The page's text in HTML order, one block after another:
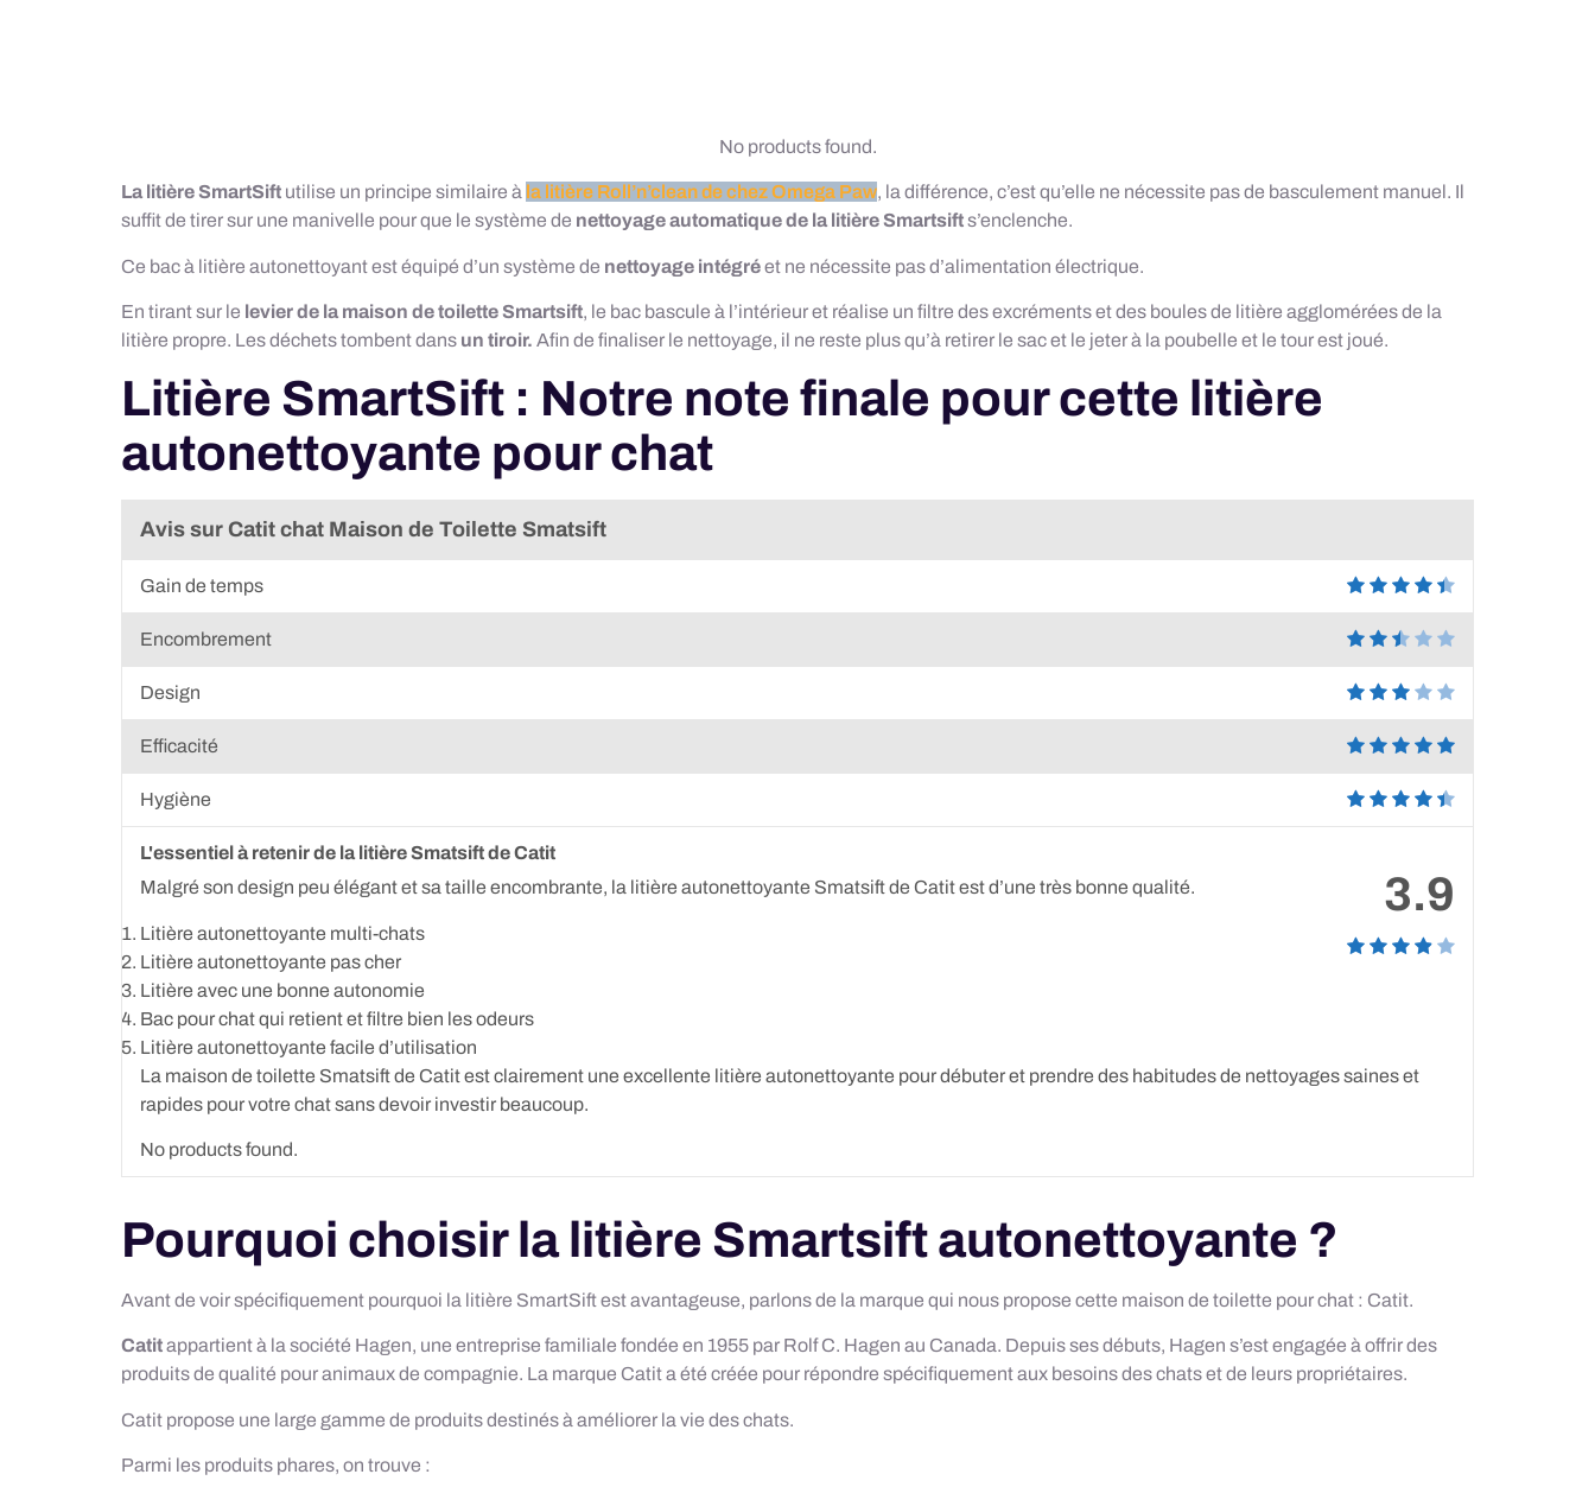
No products found.
La litière SmartSift utilise un principe similaire à la litière Roll’n’clean de chez Omega Paw, la différence, c’est qu’elle ne nécessite pas de basculement manuel. Il
suffit de tirer sur une manivelle pour que le système de nettoyage automatique de la litière Smartsifts’enclenche.
Ce bac à litière autonettoyant est équipé d’un système de nettoyage intégréet ne nécessite pas d’alimentation électrique.
En tirant sur le levier de la maison de toilette Smartsift, le bac bascule à l’intérieur et réalise un filtre des excréments et des boules de litière agglomérées de la
litière propre. Les déchets tombent dans un tiroir. Afin de finaliser le nettoyage, il ne reste plus qu’à retirer le sac et le jeter à la poubelle et le tour est joué.
Litière SmartSift : Notre note finale pour cette litière
autonettoyante pour chat
Avis sur Catit chat Maison de Toilette Smatsift
Gain de temps
Encombrement
Design
Efficacité
Hygiène
3.9
L'essentiel à retenir de la litière Smatsift de Catit
Malgré son design peu élégant et sa taille encombrante, la litière autonettoyante Smatsift de Catit est d’une très bonne qualité.
Litière autonettoyante multi-chats
Litière autonettoyante pas cher
Litière avec une bonne autonomie
Bac pour chat qui retient et filtre bien les odeurs
Litière autonettoyante facile d’utilisation
La maison de toilette Smatsift de Catit est clairement une excellente litière autonettoyante pour débuter et prendre des habitudes de nettoyages saines et
rapides pour votre chat sans devoir investir beaucoup.
No products found.
Pourquoi choisir la litière Smartsift autonettoyante ?
Avant de voir spécifiquement pourquoi la litière SmartSift est avantageuse, parlons de la marque qui nous propose cette maison de toilette pour chat : Catit.
Catitappartient à la société Hagen, une entreprise familiale fondée en 1955 par Rolf C. Hagen au Canada. Depuis ses débuts, Hagen s’est engagée à offrir des
produits de qualité pour animaux de compagnie. La marque Catit a été créée pour répondre spécifiquement aux besoins des chats et de leurs propriétaires.
Catit propose une large gamme de produits destinés à améliorer la vie des chats.
Parmi les produits phares, on trouve :